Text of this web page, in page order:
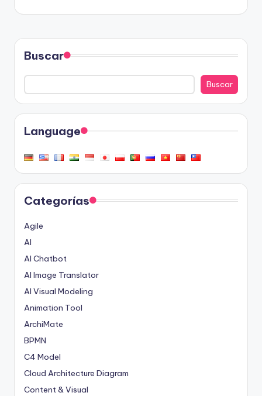
Buscar
Buscar
Language
Categorías
Agile
AI
AI Chatbot
AI Image Translator
AI Visual Modeling
Animation Tool
ArchiMate
BPMN
C4 Model
Cloud Architecture Diagram
Content & Visual